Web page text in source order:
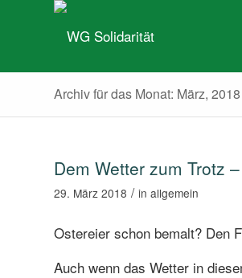
Archiv für das Monat: März, 2018
Dem Wetter zum Trotz
29. März 2018 / in allgemein
Ostereier schon bemalt? Den
Auch wenn das Wetter in